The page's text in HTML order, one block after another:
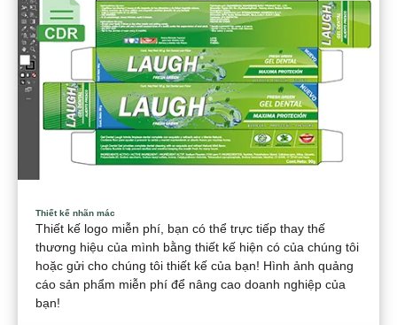
Thiết kế nhãn mác
Thiết kế logo miễn phí, bạn có thể trực tiếp thay thế
thương hiệu của mình bằng thiết kế hiện có của chúng tôi
hoặc gửi cho chúng tôi thiết kế của bạn! Hình ảnh quảng
cáo sản phẩm miễn phí để nâng cao doanh nghiệp của
bạn!